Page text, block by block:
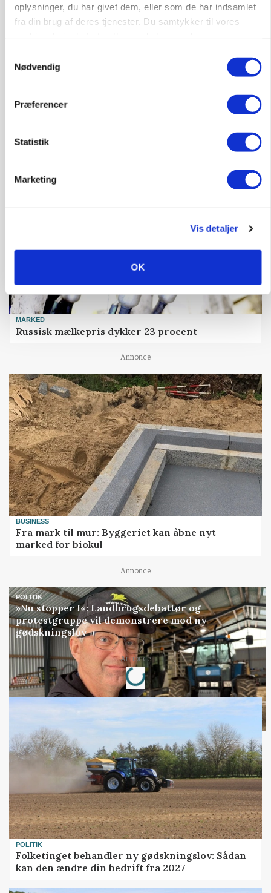
oplysninger, du har givet dem, eller som de har indsamlet
fra din brug af deres tjenester. Du samtykker til vores
Nødvendig
Præferencer
Statistik
Marketing
Vis detaljer
OK
BUSINESS
Ejer eller medejer? Nyt tv-format udfordrer
MARKED
Russisk mælkepris dykker 23 procent
Annonce
BUSINESS
Fra mark til mur: Byggeriet kan åbne nyt
marked for biokul
Annonce
POLITIK
»Nu stopper I«: Landbrugsdebattør og
protestgruppe vil demonstrere mod ny
gødskningslov
Annonce
Loading...
POLITIK
Folketinget behandler ny gødskningslov: Sådan
kan den ændre din bedrift fra 2027